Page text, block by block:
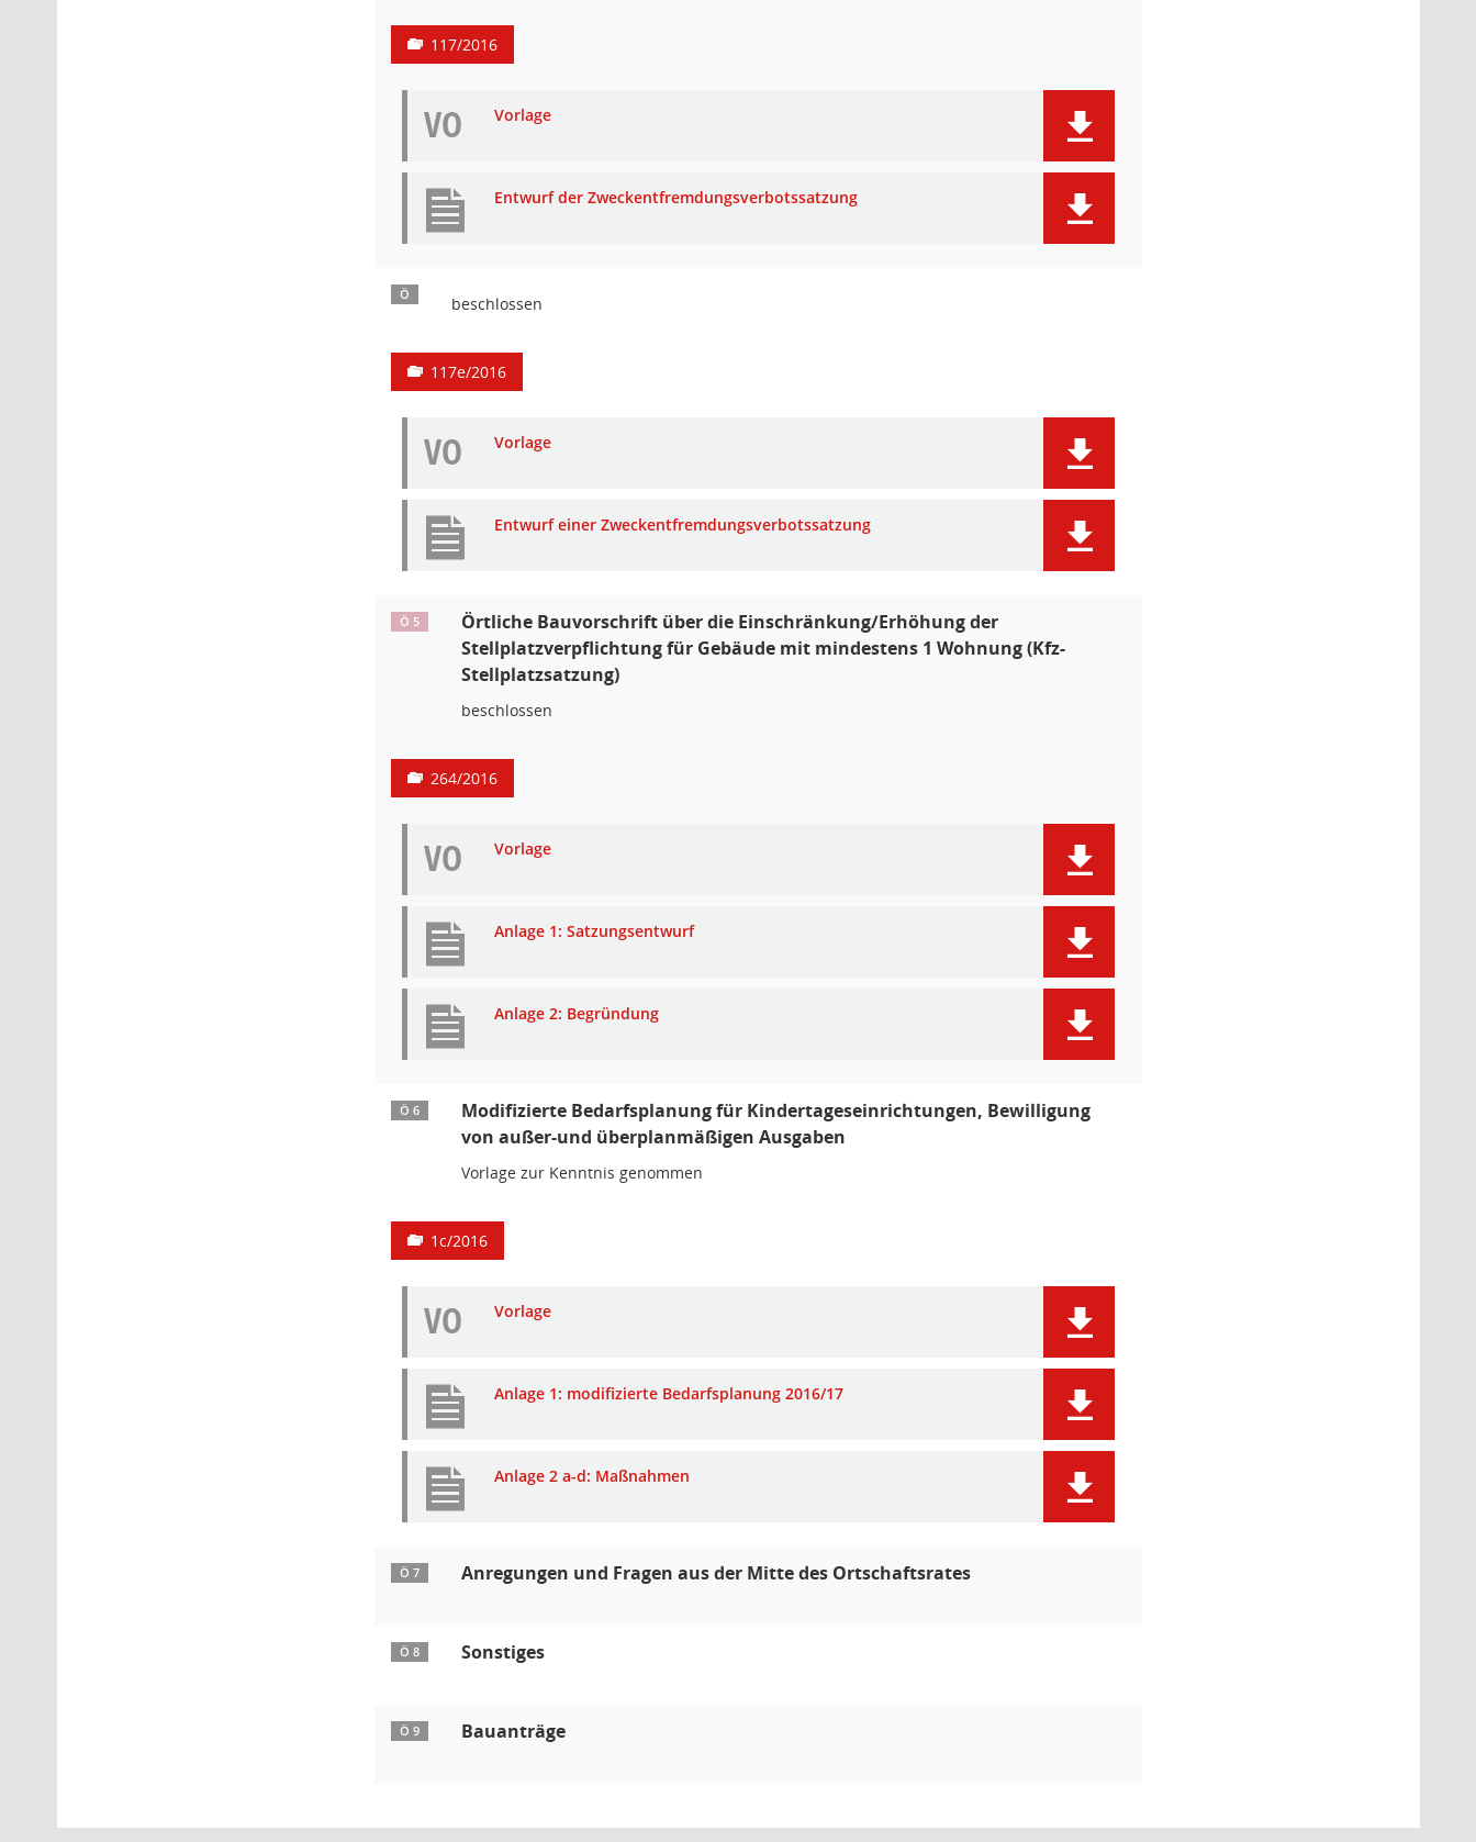
117/2016
VO Vorlage
Entwurf der Zweckentfremdungsverbotssatzung
Ö beschlossen
117e/2016
VO Vorlage
Entwurf einer Zweckentfremdungsverbotssatzung
Ö 5
Örtliche Bauvorschrift über die Einschränkung/Erhöhung der
Stellplatzverpflichtung für Gebäude mit mindestens 1 Wohnung (Kfz-
Stellplatzsatzung)
beschlossen
264/2016
VO Vorlage
Anlage 1: Satzungsentwurf
Anlage 2: Begründung
Ö 6
Modifizierte Bedarfsplanung für Kindertageseinrichtungen, Bewilligung
von außer-und überplanmäßigen Ausgaben
Vorlage zur Kenntnis genommen
1c/2016
VO Vorlage
Anlage 1: modifizierte Bedarfsplanung 2016/17
Anlage 2 a-d: Maßnahmen
Ö 7 Anregungen und Fragen aus der Mitte des Ortschaftsrates
Ö 8 Sonstiges
Ö 9 Bauanträge